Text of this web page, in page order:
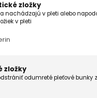
zložky
nachádzajú v pleti alebo
v pleti
zložky
odumreté pleťové bunky